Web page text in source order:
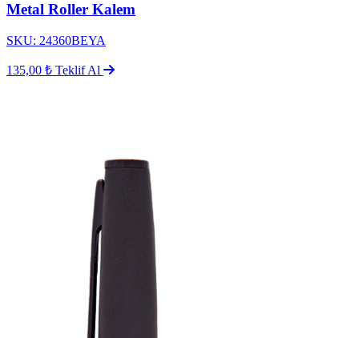
Metal Roller Kalem
SKU: 24360BEYA
135,00 ₺ Teklif Al